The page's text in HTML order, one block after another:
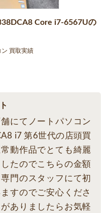
Core i7-6567Uの
ン 買取実績
にてノートパソコン
i7 第6世代の店頭買
動作品でとても綺麗
たのでこちらの金額
門のスタッフにて初
すのでご安心くださ
ありましたらお気軽